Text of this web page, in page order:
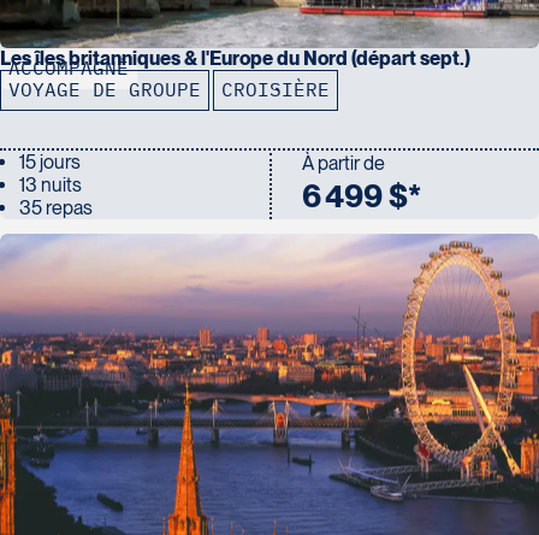
ACCOMPAGNÉ
Les îles britanniques & l'Europe du Nord (départ sept.)
VOYAGE DE GROUPE CROISIÈRE
15 jours
13 nuits
35 repas
À partir de
6 499 $*